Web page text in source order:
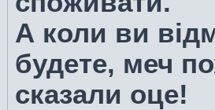
А коли ви
будете, меч
сказали оце!